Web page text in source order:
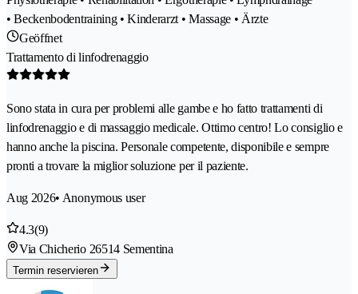
• Beckenbodentraining • Kinderarzt • Massage • Ärzte
Geöffnet
Trattamento di linfodrenaggio
Sono stata in cura per problemi alle gambe e ho fatto trattamenti di
linfodrenaggio e di massaggio medicale. Ottimo centro! Lo consiglio e
hanno anche la piscina. Personale competente, disponibile e sempre
pronti a trovare la miglior soluzione per il paziente.
Aug 2026• Anonymous user
4.3(9)
Via Chicherio 26514 Sementina
Termin reservieren